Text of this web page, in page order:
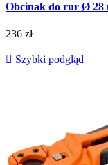
Obcinak do rur Ø 28
236 zł
 Szybki podgląd